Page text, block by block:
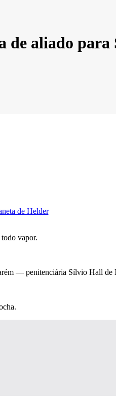
de aliado para
vapor.
— penitenciária Sílvio Hall de